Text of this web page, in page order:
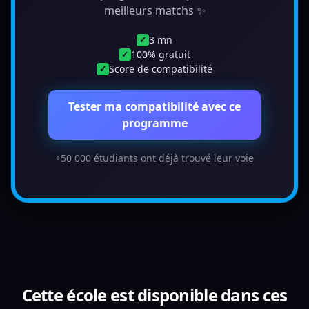
meilleurs matchs ✨
✓ 3 mn
✓ 100% gratuit
✓ Score de compatibilité
Tester ma compatibilité avec ce
programme
+50 000 étudiants ont déjà trouvé leur voie
Cette école est disponible dans ces